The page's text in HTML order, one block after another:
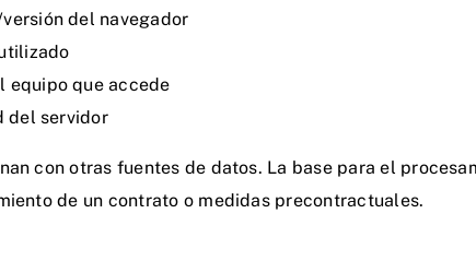
del navegador
equipo que accede
del servidor
con otras fuentes de datos. La base para el
de un contrato o medidas precontractuales.